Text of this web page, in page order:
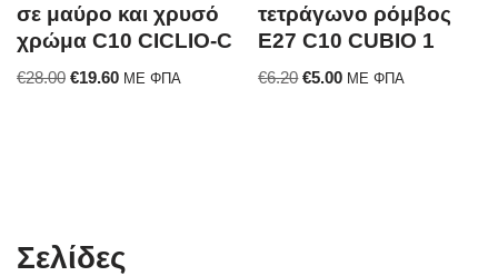
σε μαύρο και χρυσό
χρώμα C10 CICLIO-C
€28.00 €19.60 ΜΕ ΦΠΑ
τετράγωνο ρόμβος
Ε27 C10 CUBIO 1
€6.20 €5.00 ΜΕ ΦΠΑ
Σελίδες